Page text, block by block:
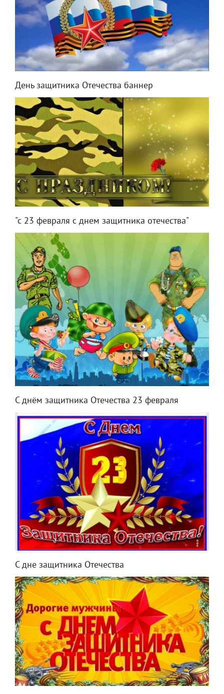
День защитника Отечества баннер
"с 23 февраля с днем защитника отечества"
С днём защитника Отечества 23 февраля
С дне защитника Отечества